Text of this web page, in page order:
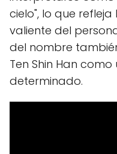
cielo", lo que
valiente del
del nombre
Ten Shin Han
determinado.